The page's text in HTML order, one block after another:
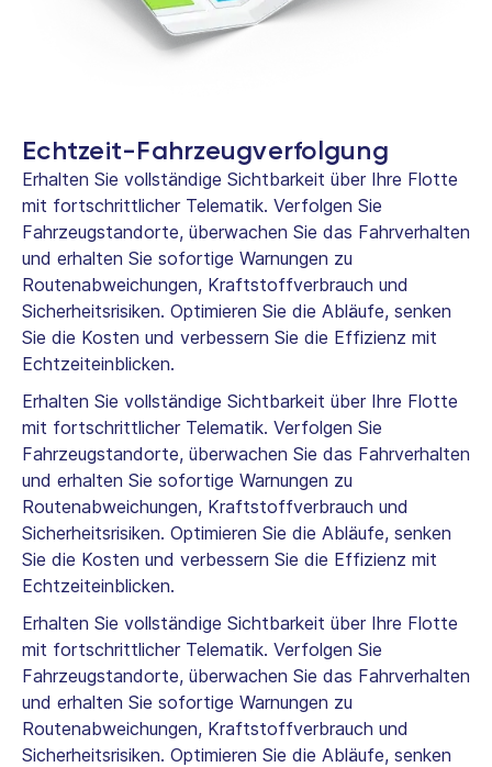
Echtzeit-Fahrzeugverfolgung
Erhalten Sie vollständige Sichtbarkeit über Ihre Flotte
mit fortschrittlicher Telematik. Verfolgen Sie
Fahrzeugstandorte, überwachen Sie das Fahrverhalten
und erhalten Sie sofortige Warnungen zu
Routenabweichungen, Kraftstoffverbrauch und
Sicherheitsrisiken. Optimieren Sie die Abläufe, senken
Sie die Kosten und verbessern Sie die Effizienz mit
Echtzeiteinblicken.
Erhalten Sie vollständige Sichtbarkeit über Ihre Flotte
mit fortschrittlicher Telematik. Verfolgen Sie
Fahrzeugstandorte, überwachen Sie das Fahrverhalten
und erhalten Sie sofortige Warnungen zu
Routenabweichungen, Kraftstoffverbrauch und
Sicherheitsrisiken. Optimieren Sie die Abläufe, senken
Sie die Kosten und verbessern Sie die Effizienz mit
Echtzeiteinblicken.
Erhalten Sie vollständige Sichtbarkeit über Ihre Flotte
mit fortschrittlicher Telematik. Verfolgen Sie
Fahrzeugstandorte, überwachen Sie das Fahrverhalten
und erhalten Sie sofortige Warnungen zu
Routenabweichungen, Kraftstoffverbrauch und
Sicherheitsrisiken. Optimieren Sie die Abläufe, senken